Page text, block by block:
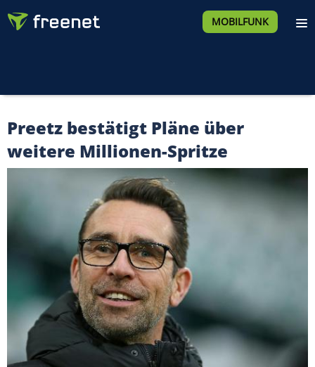
MOBILFUNK
Preetz bestätigt Pläne über
weitere Millionen-Spritze